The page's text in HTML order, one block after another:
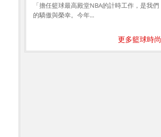
「擔任籃球最高殿堂NBA的計時工作，是我們
的驕傲與榮幸。今年...
更多籃球時尚